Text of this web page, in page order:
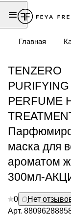
Главная
TENZERO
PERFUME
маска для
ароматом
300мл-
0
Нет
Арт.